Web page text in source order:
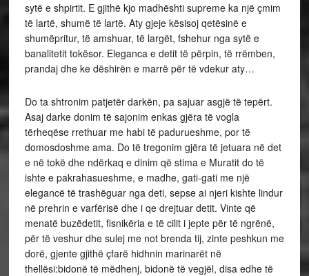
sytë e shpirtit. E gjithë kjo madhështi supreme ka një çmim
të lartë, shumë të lartë. Aty gjeje kësisoj qetësinë e
shumëpritur, të amshuar, të largët, fshehur nga sytë e
banalitetit tokësor. Eleganca e detit të përpin, të rrëmben,
prandaj dhe ke dëshirën e marrë për të vdekur aty…
Do ta shtronim patjetër darkën, pa sajuar asgjë të tepërt.
Asaj darke donim të sajonim enkas gjëra të vogla
tërheqëse rrethuar me habi të padurueshme, por të
domosdoshme ama. Do të tregonim gjëra të jetuara në det
e në tokë dhe ndërkaq e dinim që stima e Muratit do të
ishte e pakrahasueshme, e madhe, gati-gati me një
elegancë të trashëguar nga deti, sepse ai njeri kishte lindur
në prehrin e varfërisë dhe i qe drejtuar detit. Vinte që
menatë buzëdetit, fisnikëria e të cilit i jepte për të ngrënë,
për të veshur dhe sulej me not brenda tij, zinte peshkun me
dorë, gjente gjithë çfarë hidhnin marinarët në
thellësi:bidonë të mëdhenj, bidonë të vegjël, disa edhe të